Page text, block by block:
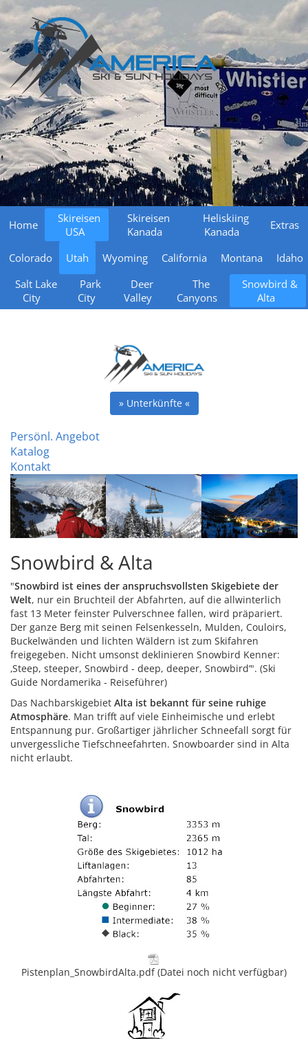
Home
Skireisen
USA
Skireisen
Kanada
Heliskiing
Kanada
Extras
Colorado Utah Wyoming California Montana
Idaho
Salt Lake
City
Park
City
Deer
Valley
The
Canyons
Snowbird &
Alta
» Unterkünfte «
Persönl. Angebot
Katalog
Kontakt
Snowbird & Alta
"Snowbird ist eines der anspruchsvollsten Skigebiete der
Welt, nur ein Bruchteil der Abfahrten, auf die allwinterlich
fast 13 Meter feinster Pulverschnee fallen, wird präpariert.
Der ganze Berg mit seinen Felsenkesseln, Mulden, Couloirs,
Buckelwänden und lichten Wäldern ist zum Skifahren
freigegeben. Nicht umsonst deklinieren Snowbird Kenner:
‚Steep, steeper, Snowbird - deep, deeper, Snowbird‘". (Ski
Guide Nordamerika - Reiseführer)
Das Nachbarskigebiet Alta ist bekannt für seine ruhige
Atmosphäre. Man trifft auf viele Einheimische und erlebt
Entspannung pur. Großartiger jährlicher Schneefall sorgt für
unvergessliche Tiefschneefahrten. Snowboarder sind in Alta
nicht erlaubt.
Pistenplan_SnowbirdAlta.pdf (Datei noch nicht verfügbar)